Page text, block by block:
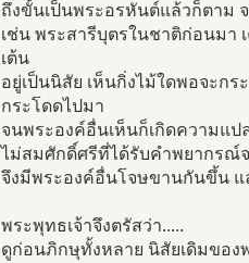
ถึงขั้นเป็นพระอรหันต์แล้วก็ตาม
เช่น พระสารีบุตรในชาติก่อนมา
เต้น
อยู่เป็นนิสัย เห็นกิ่งไม้ใดพอจะก
กระโดดไปมา
จนพระองค์อื่นเห็นก็เกิดความแป
ไม่สมศักดิ์ศรีที่ได้รับคำพยากรณ์จ
จึงมีพระองค์อื่นโจษขานกันขึ้น แ
พระพุทธเจ้าจึงตรัสว่า.....
ดูก่อนภิกษุทั้งหลาย นิสัยเดิมของ